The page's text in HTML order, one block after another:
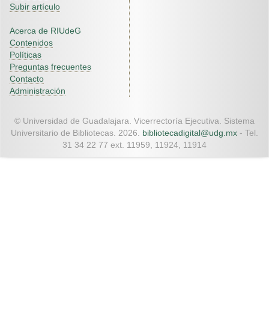
Subir artículo
Acerca de RIUdeG
Contenidos
Políticas
Preguntas frecuentes
Contacto
Administración
© Universidad de Guadalajara. Vicerrectoría Ejecutiva. Sistema
Universitario de Bibliotecas. 2026. bibliotecadigital@udg.mx - Tel.
31 34 22 77 ext. 11959, 11924, 11914